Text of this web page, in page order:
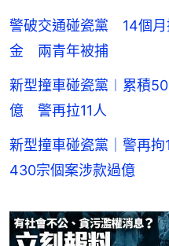
警破交通碰瓷黨 14個月
金 兩青年被捕
新型撞車碰瓷黨︱累積
億 警再拉11人
新型撞車碰瓷黨｜警再
430宗個案涉款過億